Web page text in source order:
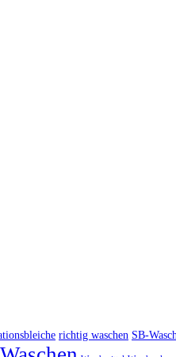
richtig waschen SB-